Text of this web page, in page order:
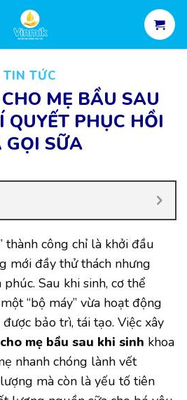
TIN TỨC
MẸ BẦU SAU
QUYẾT PHỤC HỒI
GỌI SỮA
thành công chỉ là khởi đầu
mới đầy thử thách nhưng
Sau khi sinh, cơ thể
“bộ máy” vừa hoạt động
bảo trì, tái tạo. Việc xây
mẹ bầu sau khi sinh khoa
nhanh chóng lành vết
mà còn là yếu tố tiên